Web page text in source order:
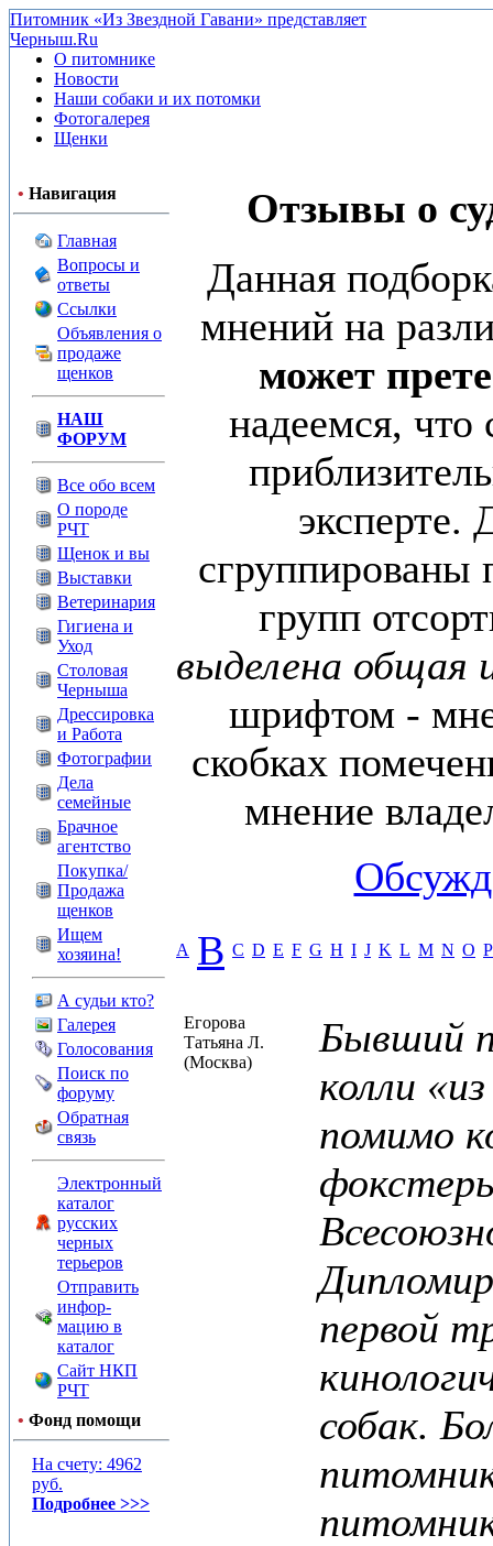
Питомник «Из Звездной Гавани» представляет
Черныш.Ru
О питомнике
Новости
Наши собаки и их потомки
Фотогалерея
Щенки
• Навигация
Главная
Вопросы и
ответы
Ссылки
Объявления о
продаже
щенков
НАШ
ФОРУМ
Все обо всем
О породе
РЧТ
Щенок и вы
Выставки
Ветеринария
Гигиена и
Уход
Столовая
Черныша
Дрессировка
и Работа
Фотографии
Дела
семейные
Брачное
агентство
Покупка/
Продажа
щенков
Ищем
хозяина!
А судьи кто?
Галерея
Голосования
Поиск по
форуму
Обратная
связь
Электронный
каталог
русских
черных
терьеров
Отправить
инфор-
мацию в
каталог
Сайт НКП
РЧТ
• Фонд помощи
На счету: 4962
руб.
Подробнее >>>
Отзывы о
Данная
мнений на
может
надеемся, что
эксперте.
сгруппированы
групп
выделена общая
шрифтом -
скобках
мнение
A B C D E F G H I J K L M N O P
Егорова
Татьяна Л.
(Москва)
Бывший
колли
помимо
первой
собак.